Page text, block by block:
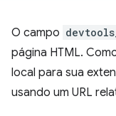
O campo
página HTML.
local para sua
usando um URL